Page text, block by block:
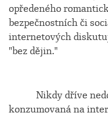
opředeného
bezpečnostních či
internetových
"bez dějin."
Nikdy dříve
konzumovaná na